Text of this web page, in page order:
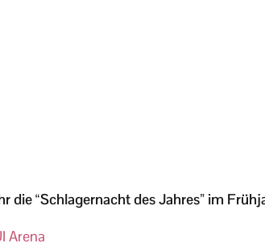
die “Schlagernacht des Jahres” im
Arena